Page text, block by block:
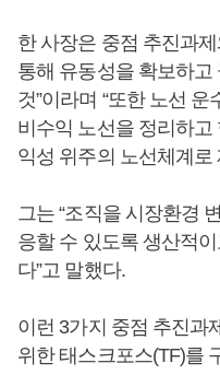
한 사장은 중점 추진과
통해 유동성을 확보하고
것”이라며 “또한 노선
비수익 노선을 정리하
익성 위주의 노선체계로
그는 “조직을 시장환경
응할 수 있도록 생산적
다”고 말했다.
이런 3가지 중점 추진과
위한 태스크포스(TF)를